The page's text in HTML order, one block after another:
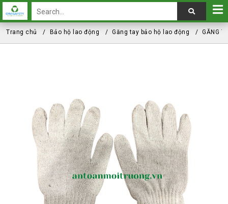
Trang chủ Bảo hộ lao động Găng tay bảo hộ lao động GĂNG